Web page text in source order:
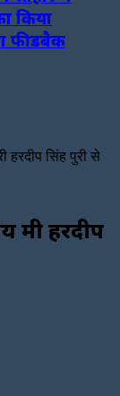
किया
फीडबैक
हरदीप सिंह पुरी से
हरदीप